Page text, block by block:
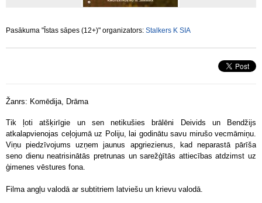
Pasākuma "Īstas sāpes (12+)" organizators: Stalkers K SIA
Žanrs: Komēdija, Drāma
Tik ļoti atšķirīgie un sen netikušies brālēni Deivids un Bendžijs
atkalapvienojas ceļojumā uz Poliju, lai godinātu savu mirušo vecmāmiņu.
Viņu piedzīvojums uzņem jaunus apgriezienus, kad neparastā pārīša
seno dienu neatrisinātās pretrunas un sarežģītās attiecības atdzimst uz
ģimenes vēstures fona.
Filma angļu valodā ar subtitriem latviešu un krievu valodā.